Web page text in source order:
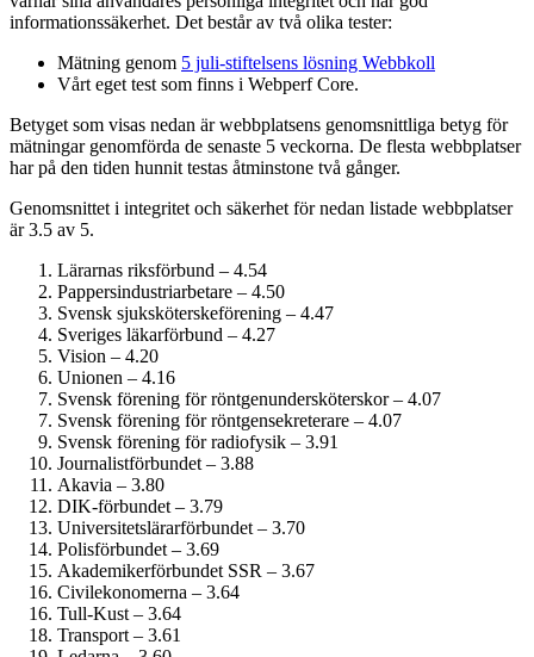
informations­säkerhet. Det består av två olika tester:
Mätning genom 5 juli-stiftelsens lösning Webbkoll
Vårt eget test som finns i Webperf Core.
Betyget som visas nedan är webbplatsens genomsnittliga betyg för
mätningar genomförda de senaste 5 veckorna. De flesta webbplatser
har på den tiden hunnit testas åtminstone två gånger.
Genomsnittet i integritet och säkerhet för nedan listade webbplatser
är 3.5 av 5.
Lärarnas riksförbund – 4.54
Pappersindustri­arbetare – 4.50
Svensk sjuksköterskeförening – 4.47
Sveriges läkarförbund – 4.27
Vision – 4.20
Unionen – 4.16
Svensk förening för röntgenundersköterskor – 4.07
Svensk förening för röntgensekreterare – 4.07
Svensk förening för radiofysik – 3.91
Journalist­förbundet – 3.88
Akavia – 3.80
DIK-förbundet – 3.79
Universitetslärar­förbundet – 3.70
Polisförbundet – 3.69
Akademiker­förbundet SSR – 3.67
Civil­ekonomerna – 3.64
Tull-Kust – 3.64
Transport – 3.61